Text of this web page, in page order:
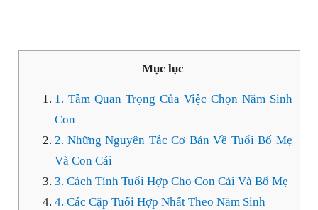
Mục lục
1. Tầm Quan Trọng Của Việc Chọn Năm Sinh
Con
2. Những Nguyên Tắc Cơ Bản Về Tuổi Bố Mẹ
Và Con Cái
3. Cách Tính Tuổi Hợp Cho Con Cái Và Bố Mẹ
4. Các Cặp Tuổi Hợp Nhất Theo Năm Sinh